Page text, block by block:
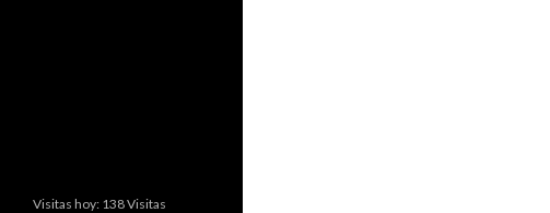
Visitas hoy: 138 Visitas